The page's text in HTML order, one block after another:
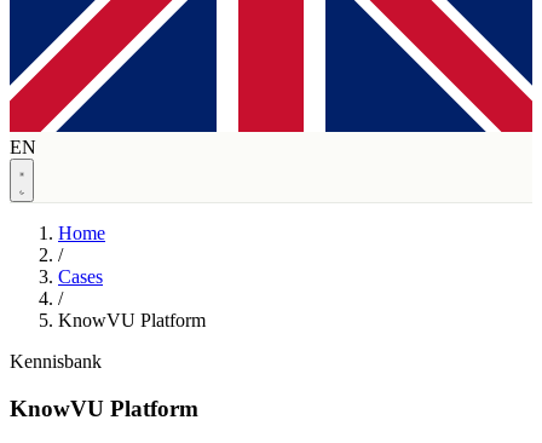
EN
Home
/
Cases
/
KnowVU Platform
Kennisbank
KnowVU Platform